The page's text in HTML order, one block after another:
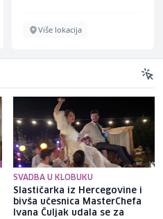
Više lokacija
SVADBA U KLOBUKU
Slastičarka iz Hercegovine i
bivša učesnica MasterChefa
Ivana Čuljak udala se za